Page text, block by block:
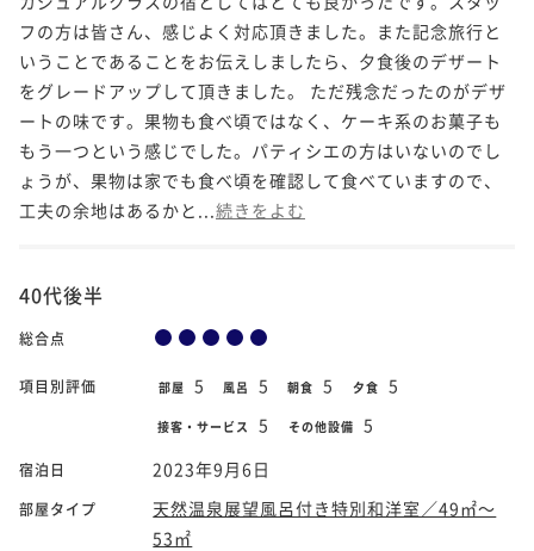
フの方は皆さん、感じよく対応頂きました。また記念旅行と
いうことであることをお伝えしましたら、夕食後のデザート
をグレードアップして頂きました。 ただ残念だったのがデザ
ートの味です。果物も食べ頃ではなく、ケーキ系のお菓子も
もう一つという感じでした。パティシエの方はいないのでし
ょうが、果物は家でも食べ頃を確認して食べていますので、
工夫の余地はあるかと... 続きをよむ
40代後半
総合点
項目別評価 部屋 5 風呂 5 朝食 5 夕食 5
接客・サービス 5 その他設備 5
宿泊日 2023年9月6日
部屋タイプ
天然温泉展望風呂付き特別和洋室／49㎡～
53㎡